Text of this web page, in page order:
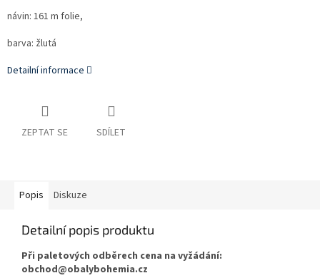
návin: 161 m folie,
barva: žlutá
Detailní informace
ZEPTAT SE SDÍLET
Popis Diskuze
Detailní popis produktu
Při paletových odběrech cena na vyžádání:
obchod@obalybohemia.cz